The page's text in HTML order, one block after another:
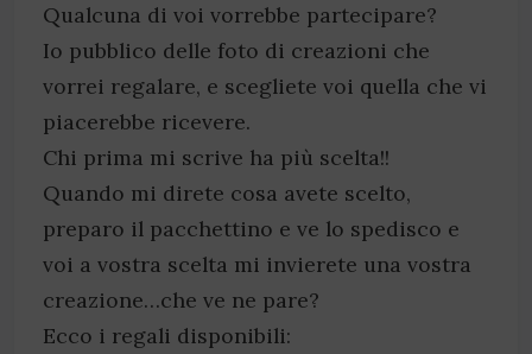
Qualcuna di voi vorrebbe partecipare?
Io pubblico delle foto di creazioni che
vorrei regalare, e scegliete voi quella che vi
piacerebbe ricevere.
Chi prima mi scrive ha più scelta!!
Quando mi direte cosa avete scelto,
preparo il pacchettino e ve lo spedisco e
voi a vostra scelta mi invierete una vostra
creazione…che ve ne pare?
Ecco i regali disponibili: